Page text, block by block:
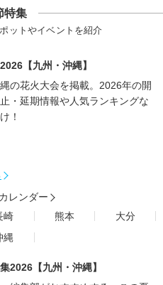
特集
ットやイベントを紹介
【九州・沖縄】
の花火大会を掲載。2026年の開
・延期情報や人気ランキングな
！
レンダー
崎 熊本
大分
縄
2026【九州・沖縄】